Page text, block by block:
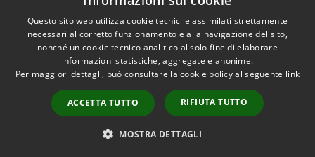
RSS
Accessibilità
Cookie
Mappa del sito
Webmail - Posta
elettronica comunale
Copyright © 2026 • Comune di
Termini Imerese • Powered
byMunicipium•
redazione
Questo sito web utilizza cookie tecnici e assimilati strettamente
necessari al corretto funzionamento e alla navigazione del sito,
nonché un cookie tecnico analitico al solo fine di elaborare
informazioni statistiche, aggregate e anonime.
Per maggiori dettagli, può consultare la cookie policy al seguente link
ACCETTA TUTTO RIFIUTA TUTTO
MOSTRA DETTAGLI